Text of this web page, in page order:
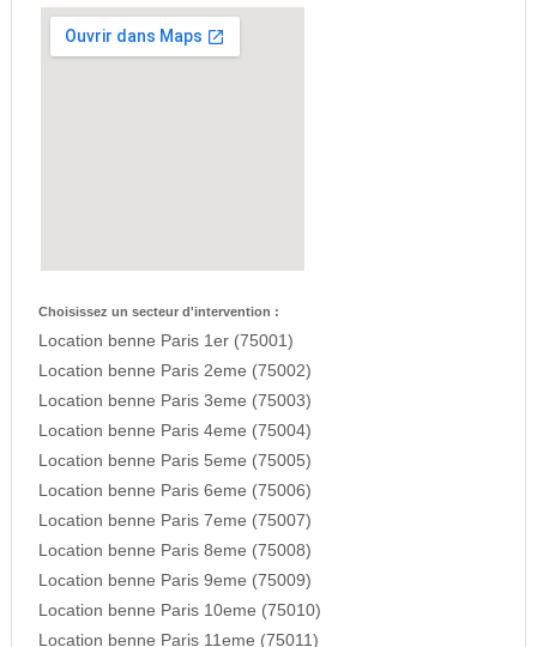
Choisissez un secteur d'intervention :
Location benne Paris 1er (75001)
Location benne Paris 2eme (75002)
Location benne Paris 3eme (75003)
Location benne Paris 4eme (75004)
Location benne Paris 5eme (75005)
Location benne Paris 6eme (75006)
Location benne Paris 7eme (75007)
Location benne Paris 8eme (75008)
Location benne Paris 9eme (75009)
Location benne Paris 10eme (75010)
Location benne Paris 11eme (75011)